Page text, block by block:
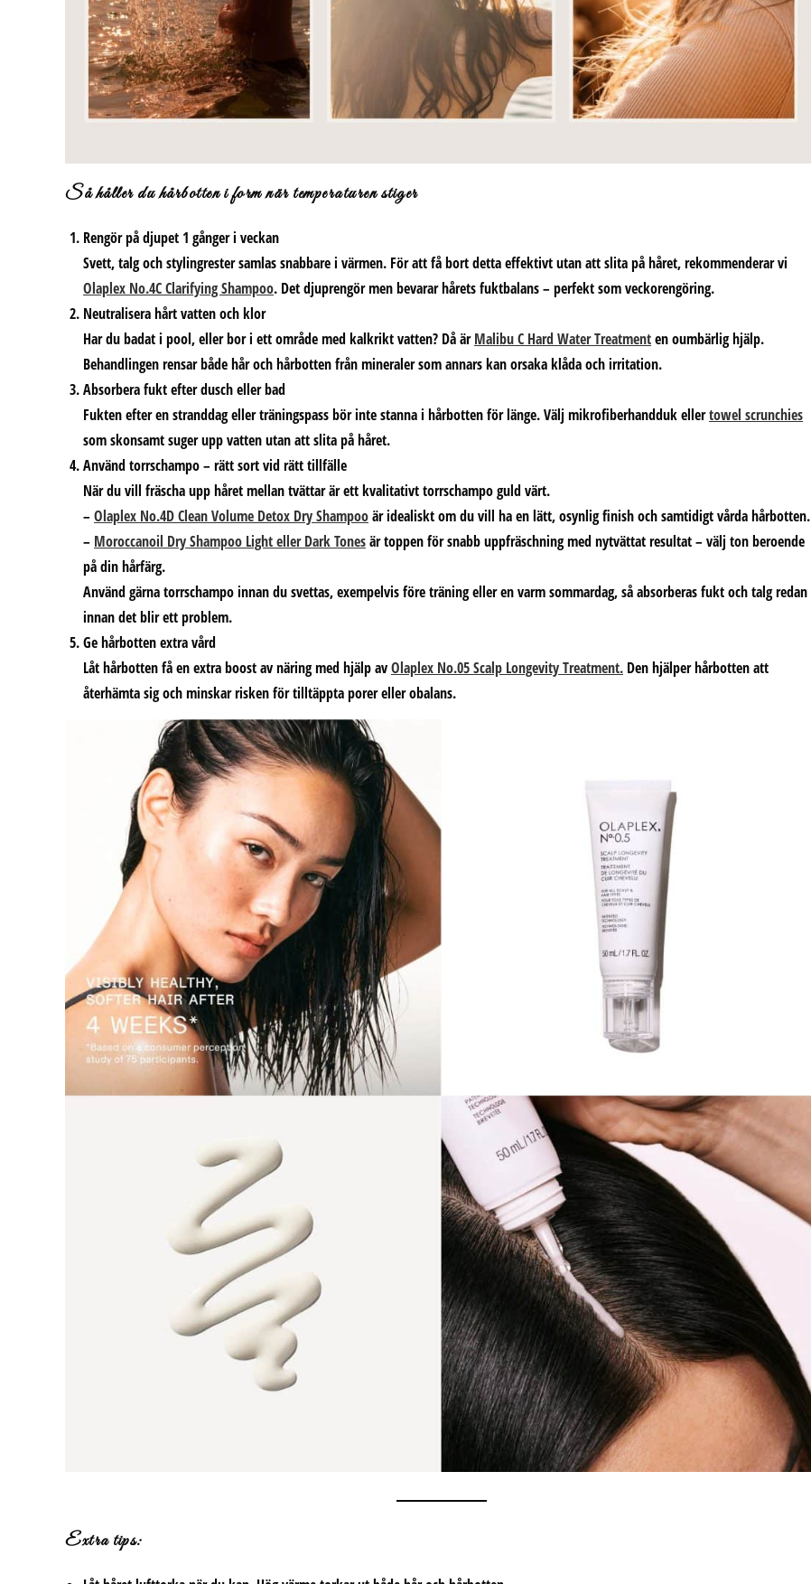
Så håller du hårbotten i form när temperaturen stiger
Rengör på djupet 1 gånger i veckan
Svett, talg och stylingrester samlas snabbare i värmen. För att få bort detta effektivt utan att slita på håret, rekommenderar vi
Olaplex No.4C Clarifying Shampoo. Det djuprengör men bevarar hårets fuktbalans – perfekt som veckorengöring.
Neutralisera hårt vatten och klor
Har du badat i pool, eller bor i ett område med kalkrikt vatten? Då ärMalibu C Hard Water Treatmenten oumbärlig hjälp.
Behandlingen rensar både hår och hårbotten från mineraler som annars kan orsaka klåda och irritation.
Absorbera fukt efter dusch eller bad
Fukten efter en stranddag eller träningspass bör inte stanna i hårbotten för länge. Välj mikrofiberhandduk ellertowel scrunchies
som skonsamt suger upp vatten utan att slita på håret.
Använd torrschampo – rätt sort vid rätt tillfälle
När du vill fräscha upp håret mellan tvättar är ett kvalitativt torrschampo guld värt.
– Olaplex No.4D Clean Volume Detox Dry Shampooär idealiskt om du vill ha en lätt, osynlig finish och samtidigt vårda hårbotten.
– Moroccanoil Dry Shampoo Light eller Dark Tonesär toppen för snabb uppfräschning med nytvättat resultat – välj ton beroende
på din hårfärg.
Använd gärna torrschampo innan du svettas, exempelvis före träning eller en varm sommardag, så absorberas fukt och talg redan
innan det blir ett problem.
Ge hårbotten extra vård
Låt hårbotten få en extra boost av näring med hjälp avOlaplex No.05 Scalp Longevity Treatment. Den hjälper hårbotten att
återhämta sig och minskar risken för tilltäppta porer eller obalans.
Extra tips: